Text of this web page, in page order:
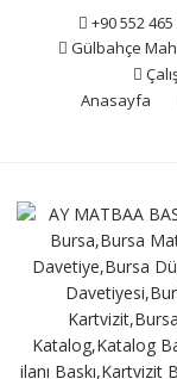
+90 552
Gülbahçe
Anasayfa